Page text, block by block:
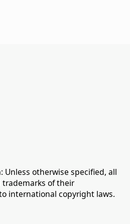
otherwise specified, all
trademarks of their
international copyright laws.